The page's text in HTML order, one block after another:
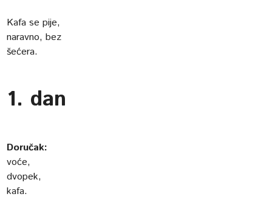
Kafa se pije,
naravno, bez
šećera.
1. dan
Doručak:
voće,
dvopek,
kafa.